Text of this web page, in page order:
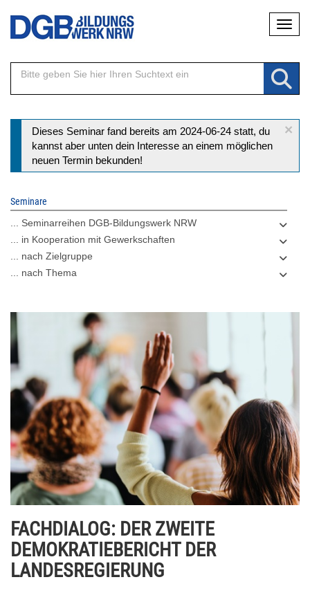
Direkt
Inhalt
×
Statusmeldung
Dieses Seminar fand bereits am 2024-06-24 statt, du
kannst aber unten dein Interesse an einem möglichen
neuen Termin bekunden!
Seminare
... Seminarreihen DGB-Bildungswerk NRW
... in Kooperation mit Gewerkschaften
... nach Zielgruppe
... nach Thema
FACHDIALOG: DER ZWEITE
DEMOKRATIEBERICHT DER
LANDESREGIERUNG